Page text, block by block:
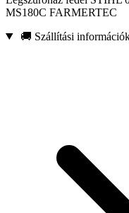
MS180C FARMERTEC
🚚 Szállítási